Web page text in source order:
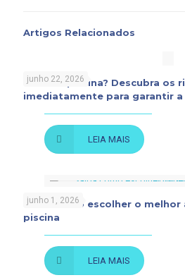
Artigos Relacionados
junho 22, 2026
Rato na piscina? Descubra os
imediatamente para garantir a
LEIA MAIS
junho 1, 2026
Saiba como escolher o
piscina
LEIA MAIS